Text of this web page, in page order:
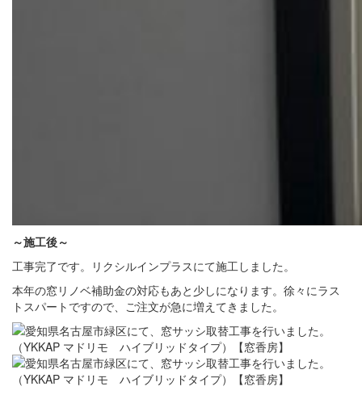
～施工後～
工事完了です。リクシルインプラスにて施工しました。
本年の窓リノベ補助金の対応もあと少しになります。徐々にラス
トスパートですので、ご注文が急に増えてきました。